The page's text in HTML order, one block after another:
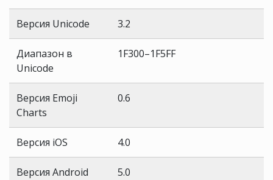
Версия Unicode 3.2
Диапазон в
Unicode
1F300–1F5FF
Версия Emoji
Charts
0.6
Версия iOS 4.0
Версия Android 5.0